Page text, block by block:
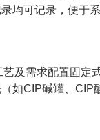
均可记录，便于系
及需求配置固定
如CIP碱罐、CIP